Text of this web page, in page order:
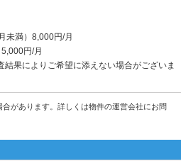
未満）8,000円/月
円/月
果によりご希望に添えない場合がございま
があります。詳しくは物件の運営会社にお問